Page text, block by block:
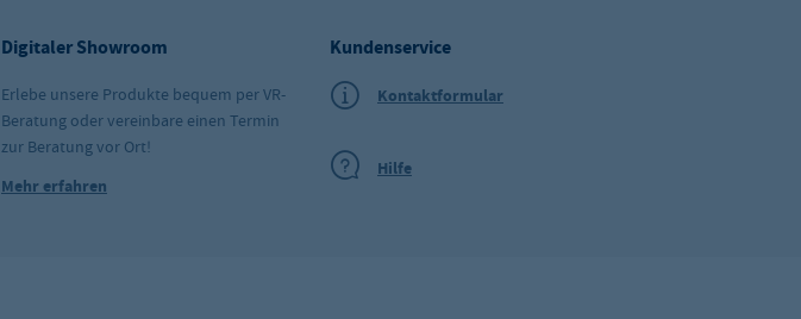
Digitaler Showroom
Erlebe unsere Produkte bequem per VR-
Beratung oder vereinbare einen Termin
zur Beratung vor Ort!
Mehr erfahren
Kundenservice
Kontaktformular
Hilfe